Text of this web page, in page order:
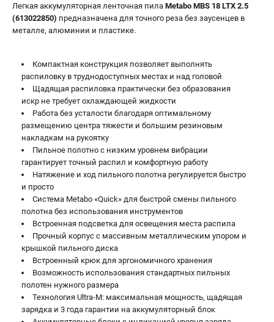
пн-пт - с 9:00 до 18:00
сб - с 10:00 до 16:00
вс - выходной
+7 (911) 360-06-14 | +7 (8112) 59-10-67
zakaz@metabo-market.ru
Легкая аккумуляторная ленточная пила Metabo MBS 18 LTX 2.5
(613022850) предназначена для точного реза без заусенцев в
металле, алюминии и пластике.
Компактная конструкция позволяет выполнять
распиловку в труднодоступных местах и над головой
Щадящая распиловка практически без образования
искр не требует охлаждающей жидкости
Работа без усталости благодаря оптимальному
размещению центра тяжести и большим резиновым
накладкам на рукоятку
Пильное полотно с низким уровнем вибрации
гарантирует точный распил и комфортную работу
Натяжение и ход пильного полотна регулируется быстро
и просто
Система Metabo «Quick» для быстрой смены пильного
полотна без использования инструментов
Встроенная подсветка для освещения места распила
Прочный корпус с массивным металлическим упором и
крышкой пильного диска
Встроенный крюк для эргономичного хранения
Возможность использования стандартных пильных
полотен нужного размера
Технология Ultra-M: максимальная мощность, щадящая
зарядка и 3 года гарантии на аккумуляторный блок